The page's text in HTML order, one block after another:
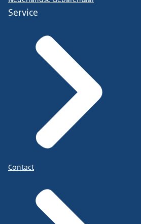
Service
Contact